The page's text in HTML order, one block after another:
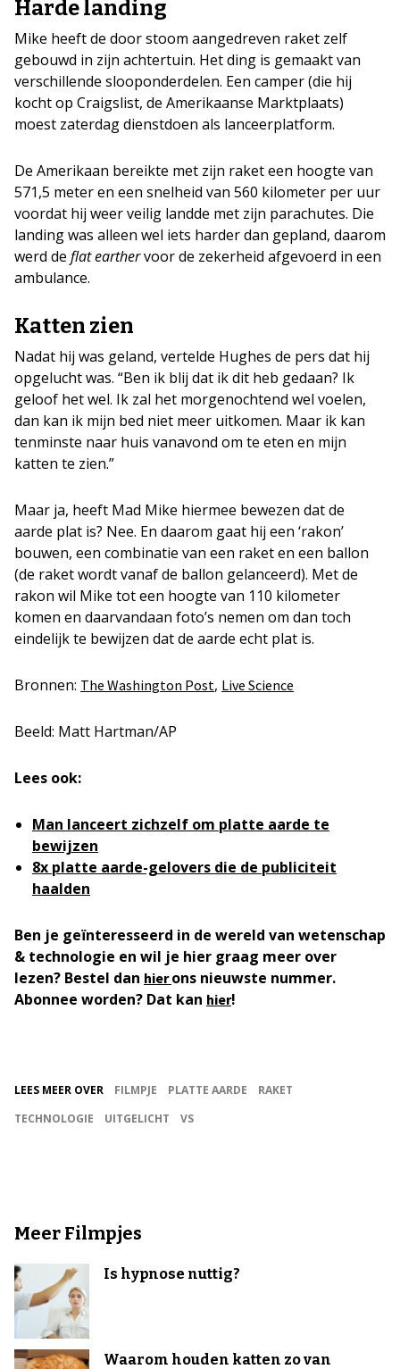
Harde landing
Mike heeft de door stoom aangedreven raket zelf
gebouwd in zijn achtertuin. Het ding is gemaakt van
verschillende slooponderdelen. Een camper (die hij
kocht op Craigslist, de Amerikaanse Marktplaats)
moest zaterdag dienstdoen als lanceerplatform.
De Amerikaan bereikte met zijn raket een hoogte van
571,5 meter en een snelheid van 560 kilometer per uur
voordat hij weer veilig landde met zijn parachutes. Die
landing was alleen wel iets harder dan gepland, daarom
werd de flat earthervoor de zekerheid afgevoerd in een
ambulance.
Katten zien
Nadat hij was geland, vertelde Hughes de pers dat hij
opgelucht was. “Ben ik blij dat ik dit heb gedaan? Ik
geloof het wel. Ik zal het morgenochtend wel voelen,
dan kan ik mijn bed niet meer uitkomen. Maar ik kan
tenminste naar huis vanavond om te eten en mijn
katten te zien.”
Maar ja, heeft Mad Mike hiermee bewezen dat de
aarde plat is? Nee. En daarom gaat hij een ‘rakon’
bouwen, een combinatie van een raket en een ballon
(de raket wordt vanaf de ballon gelanceerd). Met de
rakon wil Mike tot een hoogte van 110 kilometer
komen en daarvandaan foto’s nemen om dan toch
eindelijk te bewijzen dat de aarde echt plat is.
Bronnen: The Washington Post, Live Science
Beeld: Matt Hartman/AP
Lees ook:
Man lanceert zichzelf om platte aarde te
bewijzen
8x platte aarde-gelovers die de publiciteit
haalden
Ben je geïnteresseerd in de wereld van wetenschap
& technologie en wil je hier graag meer over
lezen? Bestel dan hierons nieuwste nummer.
Abonnee worden? Dat kan hier!
LEES MEER OVER FILMPJE PLATTE AARDE
RAKET
TECHNOLOGIE
UITGELICHT VS
Meer Filmpjes
Is hypnose nuttig?
Waarom houden katten zo van